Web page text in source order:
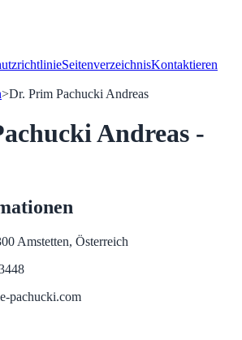
SeitenverzeichnisKontaktieren
>Dr. Prim Pachucki Andreas
Andreas -
Amstetten, Österreich
pachucki.com